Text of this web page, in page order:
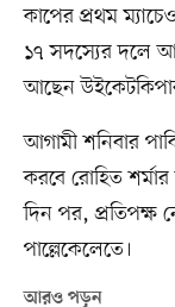
কাপের প্রথম
১৭ সদস্যের দলে
আছেন
আগামী শনিবার
করবে রোহিত
দিন পর, প্রতিপক্ষ
পাল্লেকেলেতে।
আরও পড়ুন